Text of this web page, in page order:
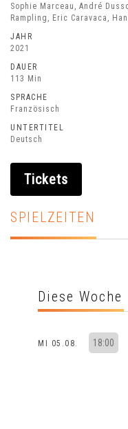
Sophie Marceau, André
Rampling, Eric Caravaca,
JAHR
2021
DAUER
113 Min
SPRACHE
Französisch
UNTERTITEL
Deutsch
Tickets
SPIELZEITEN
Diese Woche
MI 05.08. 18:00